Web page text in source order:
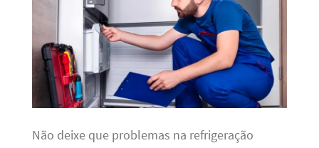
Não deixe que problemas na refrigeração